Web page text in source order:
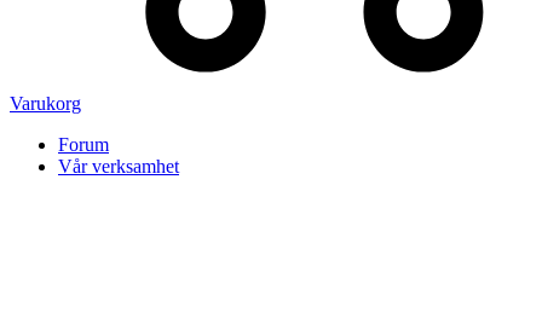
Varukorg
Forum
Vår verksamhet